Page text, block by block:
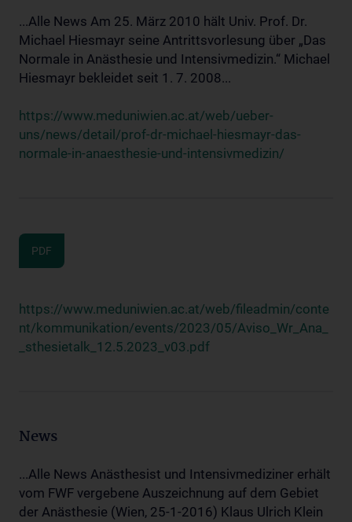
...Alle News Am 25. März 2010 hält Univ. Prof. Dr.
Michael Hiesmayr seine Antrittsvorlesung über „Das
Normale in Anästhesie und Intensivmedizin.“ Michael
Hiesmayr bekleidet seit 1. 7. 2008...
https://www.meduniwien.ac.at/web/ueber-
uns/news/detail/prof-dr-michael-hiesmayr-das-
normale-in-anaesthesie-und-intensivmedizin/
PDF
https://www.meduniwien.ac.at/web/fileadmin/conte
nt/kommunikation/events/2023/05/Aviso_Wr_Ana_
_sthesietalk_12.5.2023_v03.pdf
News
...Alle News Anästhesist und Intensivmediziner erhält
vom FWF vergebene Auszeichnung auf dem Gebiet
der Anästhesie (Wien, 25-1-2016) Klaus Ulrich Klein